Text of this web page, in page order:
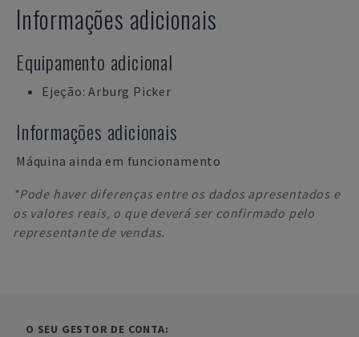
Informações adicionais
Equipamento adicional
Ejeção: Arburg Picker
Informações adicionais
Máquina ainda em funcionamento
*Pode haver diferenças entre os dados apresentados e
os valores reais, o que deverá ser confirmado pelo
representante de vendas.
O SEU GESTOR DE CONTA: